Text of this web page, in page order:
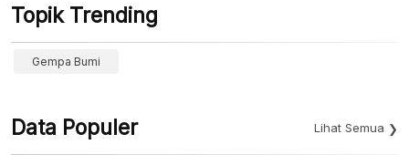
Topik Trending
Gempa Bumi
Data Populer Lihat Semua